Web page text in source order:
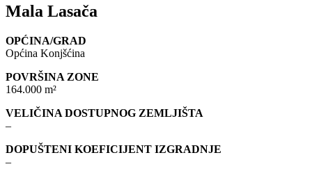
Mala Lasača
OPĆINA/GRAD
Općina Konjšćina
POVRŠINA ZONE
164.000 m²
VELIČINA DOSTUPNOG ZEMLJIŠTA
–
DOPUŠTENI KOEFICIJENT IZGRADNJE
–